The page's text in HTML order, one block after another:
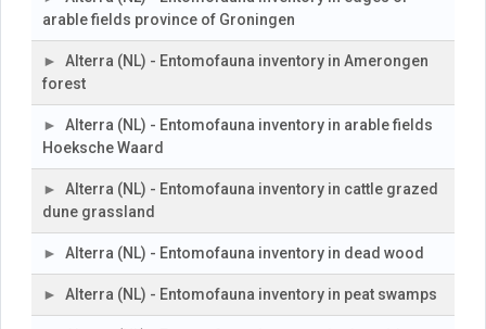
arable fields province of Groningen
Alterra (NL) - Entomofauna inventory in Amerongen
forest
Alterra (NL) - Entomofauna inventory in arable fields
Hoeksche Waard
Alterra (NL) - Entomofauna inventory in cattle grazed
dune grassland
Alterra (NL) - Entomofauna inventory in dead wood
Alterra (NL) - Entomofauna inventory in peat swamps